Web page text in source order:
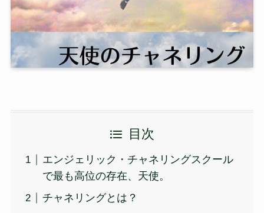
目次
エンジェリック・チャネリングスクール
で最も高位の存在、天使。
チャネリングとは？